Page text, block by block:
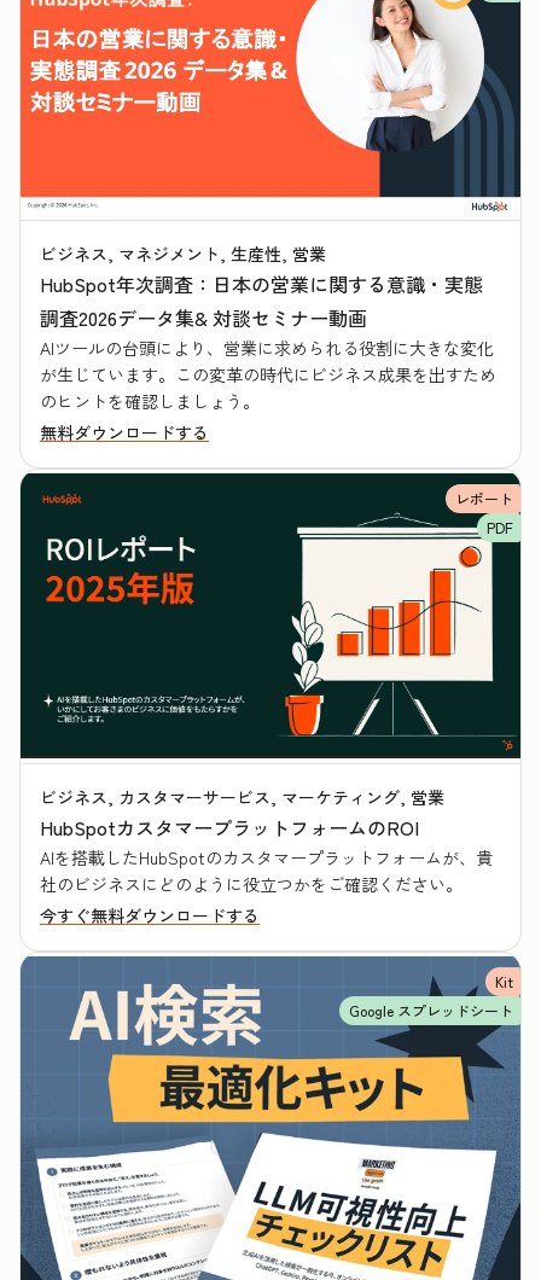
ビジネス, マネジメント, 生産性, 営業
HubSpot年次調査：日本の営業に関する意識・実態
調査2026データ集& 対談セミナー動画
AIツールの台頭により、営業に求められる役割に大きな変化
が生じています。この変革の時代にビジネス成果を出すため
のヒントを確認しましょう。
無料ダウンロードする
レポート
PDF
ビジネス, カスタマーサービス, マーケティング, 営業
HubSpotカスタマープラットフォームのROI
AIを搭載したHubSpotのカスタマープラットフォームが、貴
社のビジネスにどのように役立つかをご確認ください。
今すぐ無料ダウンロードする
Kit
Google スプレッドシート